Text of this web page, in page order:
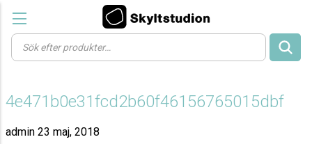
Products
search
4e471b0e31fcd2b60f46156765015dbf
admin 23 maj, 2018